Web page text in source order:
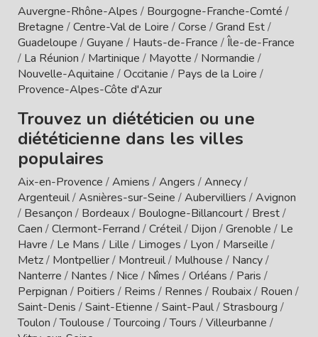
Auvergne-Rhône-Alpes / Bourgogne-Franche-Comté /
Bretagne /Centre-Val de Loire /Corse /Grand Est/
Guadeloupe /Guyane / Hauts-de-France /Île-de-France
/ La Réunion / Martinique / Mayotte / Normandie /
Nouvelle-Aquitaine /Occitanie / Pays de la Loire /
Provence-Alpes-Côte d'Azur
Trouvez un diététicien ou une
diététicienne dans les villes
populaires
Aix-en-Provence /Amiens /Angers /Annecy/
Argenteuil/Asnières-sur-Seine /Aubervilliers /Avignon
/ Besançon / Bordeaux/ Boulogne-Billancourt/ Brest/
Caen /Clermont-Ferrand /Créteil/ Dijon /Grenoble / Le
Havre / Le Mans / Lille / Limoges / Lyon / Marseille /
Metz/ Montpellier/ Montreuil/ Mulhouse / Nancy/
Nanterre / Nantes / Nice / Nîmes /Orléans / Paris /
Perpignan / Poitiers / Reims / Rennes / Roubaix/ Rouen /
Saint-Denis /Saint-Etienne /Saint-Paul/Strasbourg /
Toulon /Toulouse /Tourcoing /Tours /Villeurbanne /